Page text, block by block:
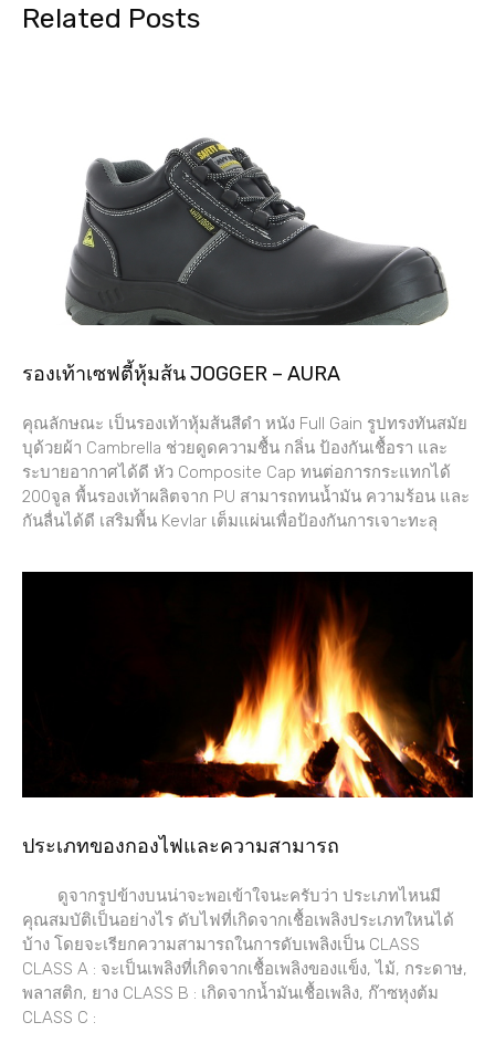
Related Posts
รองเท้าเซฟตี้หุ้มส้น JOGGER – AURA
คุณลักษณะ เป็นรองเท้าหุ้มส้นสีดำ หนัง Full Gain รูปทรงทันสมัย
บุด้วยผ้า Cambrella ช่วยดูดความชื้น กลิ่น ป้องกันเชื้อรา และ
ระบายอากาศได้ดี หัว Composite Cap ทนต่อการกระแทกได้
200จูล พื้นรองเท้าผลิตจาก PU สามารถทนน้ำมัน ความร้อน และ
กันลื่นได้ดี เสริมพื้น Kevlar เต็มแผ่นเพื่อป้องกันการเจาะทะลุ
ประเภทของกองไฟและความสามารถ
ดูจากรูปข้างบนน่าจะพอเข้าใจนะครับว่า ประเภทไหนมี
คุณสมบัติเป็นอย่างไร ดับไฟที่เกิดจากเชื้อเพลิงประเภทใหนได้
บ้าง โดยจะเรียกความสามารถในการดับเพลิงเป็น CLASS
CLASS A : จะเป็นเพลิงที่เกิดจากเชื้อเพลิงของแข็ง, ไม้, กระดาษ,
พลาสติก, ยาง CLASS B : เกิดจากน้ำมันเชื้อเพลิง, ก๊าซหุงต้ม
CLASS C :